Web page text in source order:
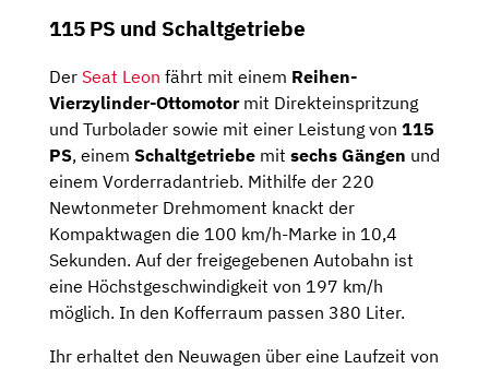
115 PS und Schaltgetriebe
Der Seat Leon fährt mit einem Reihen-
Vierzylinder-Ottomotormit Direkteinspritzung
und Turbolader sowie mit einer Leistung von 115
PS, einem Schaltgetriebe mit sechs Gängen und
einem Vorderradantrieb. Mithilfe der 220
Newtonmeter Drehmoment knackt der
Kompaktwagen die 100 km/h-Marke in 10,4
Sekunden. Auf der freigegebenen Autobahn ist
eine Höchstgeschwindigkeit von 197 km/h
möglich. In den Kofferraum passen 380 Liter.
Ihr erhaltet den Neuwagen über eine Laufzeit von